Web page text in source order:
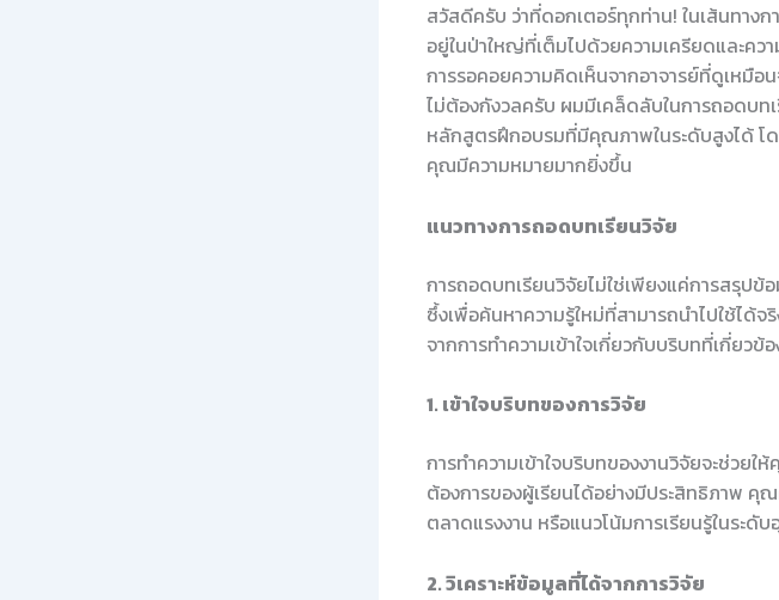
สวัสดีครับ ว่าที่ดอกเตอร์ทุกท่าน! ในเส้นทาง
อยู่ในป่าใหญ่ที่เต็มไปด้วยความเครียดและคว
การรอคอยความคิดเห็นจากอาจารย์ที่ดูเหมือ
ไม่ต้องกังวลครับ ผมมีเคล็ดลับในการถอดบ
หลักสูตรฝึกอบรมที่มีคุณภาพในระดับสูงได้ โด
คุณมีความหมายมากยิ่งขึ้น
แนวทางการถอดบทเรียนวิจัย
การถอดบทเรียนวิจัยไม่ใช่เพียงแค่การสรุปข้
ซึ้งเพื่อค้นหาความรู้ใหม่ที่สามารถนำไปใช้ได้
จากการทำความเข้าใจเกี่ยวกับบริบทที่เกี่ยว
1. เข้าใจบริบทของการวิจัย
การทำความเข้าใจบริบทของงานวิจัยจะช่วย
ต้องการของผู้เรียนได้อย่างมีประสิทธิภาพ
ตลาดแรงงาน หรือแนวโน้มการเรียนรู้ในระดั
2. วิเคราะห์ข้อมูลที่ได้จากการวิจัย